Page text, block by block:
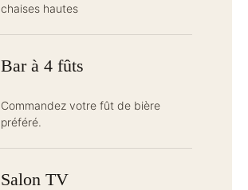
chaises hautes
Bar à 4 fûts
Commandez votre fût de bière
préféré.
Salon TV